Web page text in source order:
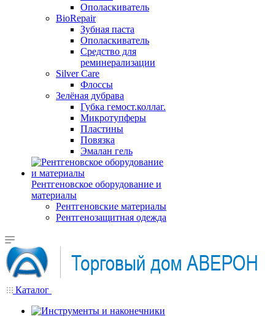
Ополаскиватель
BioRepair
Зубная паста
Ополаскиватель
Средство для
реминерализации
Silver Care
Флоссы
Зелёная дубрава
Губка гемост.коллаг.
Микротупферы
Пластины
Повязка
Эмалан гель
Рентгеновское оборудование и
материалы
Рентгеновские материалы
Рентгенозащитная одежда
Каталог